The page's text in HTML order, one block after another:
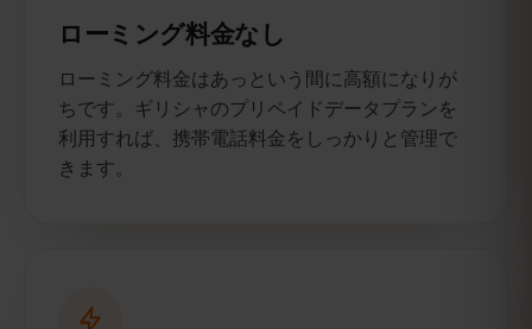
ローミング料金なし
ローミング料金はあっという間に高額になりが
ちです。ギリシャのプリペイドデータプランを
利用すれば、携帯電話料金をしっかりと管理で
きます。